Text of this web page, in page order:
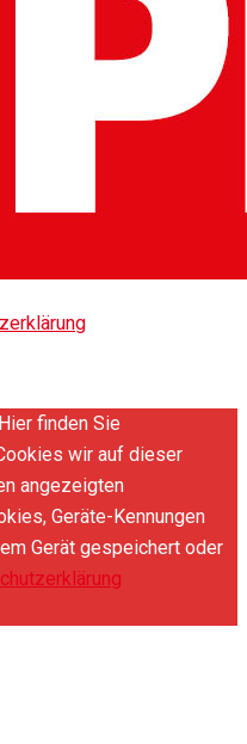
finden Sie
wir auf dieser
angezeigten
Geräte-Kennungen
Gerät gespeichert oder